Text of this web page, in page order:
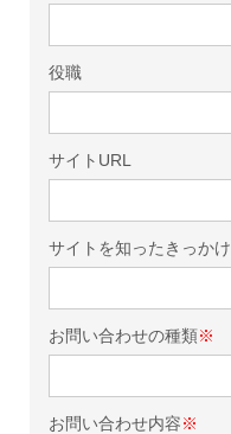
役職
サイトURL
サイトを知ったきっかけ
お問い合わせの種類※
お問い合わせ内容※